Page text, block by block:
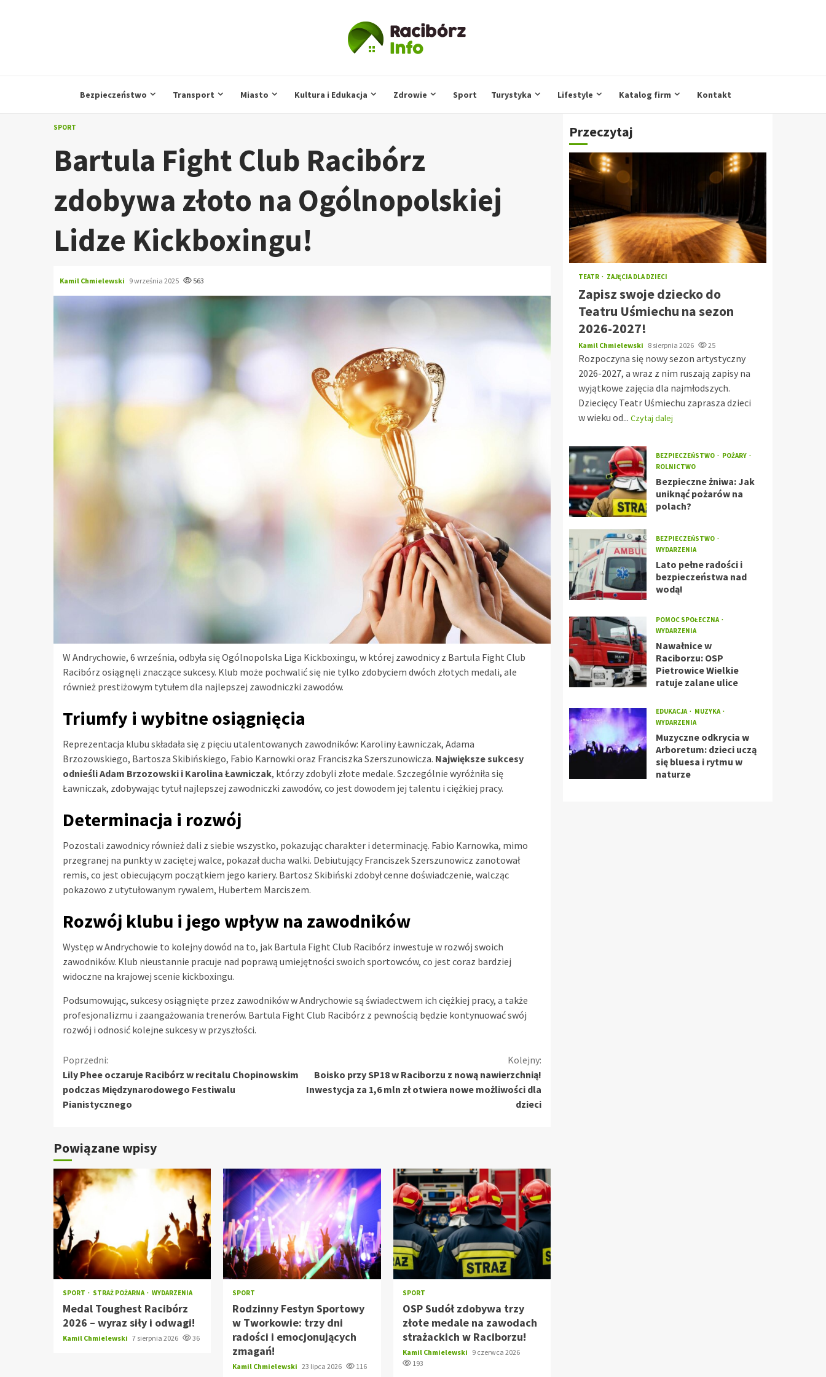
Bezpieczeństwo Transport Miasto Kultura i Edukacja Zdrowie Sport Turystyka Lifestyle Katalog firm Kontakt
SPORT
Bartula Fight Club Racibórz
zdobywa złoto na Ogólnopolskiej
Lidze Kickboxingu!
Kamil Chmielewski 9 września 2025 563
W Andrychowie, 6 września, odbyła się Ogólnopolska Liga Kickboxingu, w której zawodnicy z Bartula Fight Club
Racibórz osiągnęli znaczące sukcesy. Klub może pochwalić się nie tylko zdobyciem dwóch złotych medali, ale
również prestiżowym tytułem dla najlepszej zawodniczki zawodów.
Triumfy i wybitne osiągnięcia
Reprezentacja klubu składała się z pięciu utalentowanych zawodników: Karoliny Ławniczak, Adama
Brzozowskiego, Bartosza Skibińskiego, Fabio Karnowki oraz Franciszka Szerszunowicza. Największe sukcesy
odnieśli Adam Brzozowski i Karolina Ławniczak, którzy zdobyli złote medale. Szczególnie wyróżniła się
Ławniczak, zdobywając tytuł najlepszej zawodniczki zawodów, co jest dowodem jej talentu i ciężkiej pracy.
Determinacja i rozwój
Pozostali zawodnicy również dali z siebie wszystko, pokazując charakter i determinację. Fabio Karnowka, mimo
przegranej na punkty w zaciętej walce, pokazał ducha walki. Debiutujący Franciszek Szerszunowicz zanotował
remis, co jest obiecującym początkiem jego kariery. Bartosz Skibiński zdobył cenne doświadczenie, walcząc
pokazowo z utytułowanym rywalem, Hubertem Marciszem.
Rozwój klubu i jego wpływ na zawodników
Występ w Andrychowie to kolejny dowód na to, jak Bartula Fight Club Racibórz inwestuje w rozwój swoich
zawodników. Klub nieustannie pracuje nad poprawą umiejętności swoich sportowców, co jest coraz bardziej
widoczne na krajowej scenie kickboxingu.
Podsumowując, sukcesy osiągnięte przez zawodników w Andrychowie są świadectwem ich ciężkiej pracy, a także
profesjonalizmu i zaangażowania trenerów. Bartula Fight Club Racibórz z pewnością będzie kontynuować swój
rozwój i odnosić kolejne sukcesy w przyszłości.
Kontynuuj
czytanie
Poprzedni:
Lily Phee oczaruje Racibórz w recitalu Chopinowskim
podczas Międzynarodowego Festiwalu
Pianistycznego
Kolejny:
Boisko przy SP18 w Raciborzu z nową nawierzchnią!
Inwestycja za 1,6 mln zł otwiera nowe możliwości dla
dzieci
Powiązane wpisy
SPORT STRAŻ POŻARNA WYDARZENIA
Medal Toughest Racibórz
2026 – wyraz siły i odwagi!
Kamil Chmielewski 7 sierpnia 2026 36
SPORT
Rodzinny Festyn Sportowy
w Tworkowie: trzy dni
radości i emocjonujących
zmagań!
Kamil Chmielewski 23 lipca 2026 116
SPORT
OSP Sudół zdobywa trzy
złote medale na zawodach
strażackich w Raciborzu!
Kamil Chmielewski 9 czerwca 2026
193
Przeczytaj
TEATR ZAJĘCIA DLA DZIECI
Zapisz swoje dziecko do
Teatru Uśmiechu na sezon
2026-2027!
Kamil Chmielewski 8 sierpnia 2026 25
Rozpoczyna się nowy sezon artystyczny
2026-2027, a wraz z nim ruszają zapisy na
wyjątkowe zajęcia dla najmłodszych.
Dziecięcy Teatr Uśmiechu zaprasza dzieci
w wieku od... Czytaj dalej
BEZPIECZEŃSTWO
POŻARY
ROLNICTWO
Bezpieczne żniwa: Jak
uniknąć pożarów na
polach?
BEZPIECZEŃSTWO
WYDARZENIA
Lato pełne radości i
bezpieczeństwa nad
wodą!
POMOC SPOŁECZNA
WYDARZENIA
Nawałnice w
Raciborzu: OSP
Pietrowice Wielkie
ratuje zalane ulice
EDUKACJA
MUZYKA
WYDARZENIA
Muzyczne odkrycia w
Arboretum: dzieci uczą
się bluesa i rytmu w
naturze